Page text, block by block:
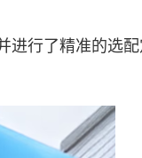
进行了精准的选